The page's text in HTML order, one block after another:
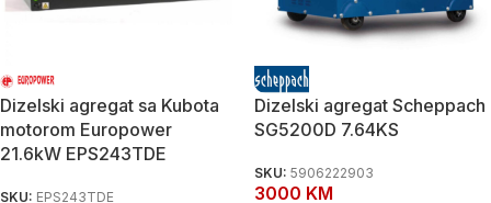
Dizelski agregat sa Kubota
motorom Europower
21.6kW EPS243TDE
SKU: EPS243TDE
Dizelski agregat Scheppach
SG5200D 7.64KS
SKU: 5906222903
3000 KM